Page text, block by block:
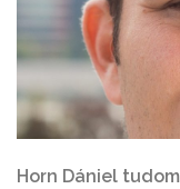
Horn Dániel